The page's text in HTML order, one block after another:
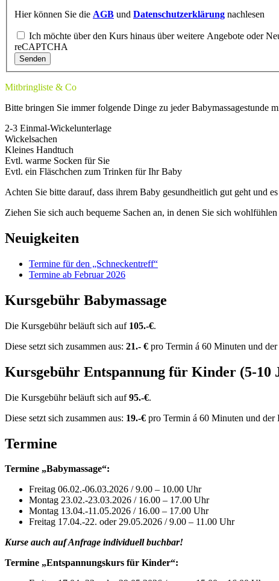
Hier können Sie die AGB und Datenschutzerklärung nachlesen
Ich möchte über den Kurs hinaus über weitere Angebote oder
reCAPTCHA
Senden
Mitbringliste & Co
Bitte bringen Sie immer folgende Dinge zu jeder Babymassagestunde
2-3 Einmal-Wickelunterlage
Wickelsachen
Kleines Handtuch
Evtl. warme Socken für Sie
Evtl. ein Fläschchen zum Trinken für Ihr Baby
Achten Sie bitte darauf, dass ihrem Baby gesundheitlich gut geht und
Ziehen Sie sich auch bequeme Sachen an, in denen Sie sich
Neuigkeiten
Termine für den „Schneckentreff“
Termine ab Februar 2026
Kursgebühr Babymassage
Die Kursgebühr beläuft sich auf 105.-€.
Diese setzt sich zusammen aus: 21.- € pro Termin á 60 Minuten und
Kursgebühr Entspannung für Kinder (5-10
Die Kursgebühr beläuft sich auf95.-€.
Diese setzt sich zusammen aus: 19.-€ pro Termin á 60 Minuten und der
Termine
Termine „Babymassage“:
Freitag 06.02.-06.03.2026 / 9.00 – 10.00 Uhr
Montag 23.02.-23.03.2026 / 16.00 – 17.00 Uhr
Montag 13.04.-11.05.2026 / 16.00 – 17.00 Uhr
Freitag 17.04.-22. oder 29.05.2026 / 9.00 – 11.00 Uhr
Kurse auch auf Anfrage individuell buchbar!
Termine „Entspannungskurs für Kinder“: